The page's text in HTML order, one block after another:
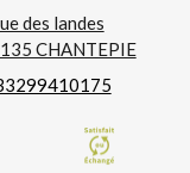
des landes
CHANTEPIE